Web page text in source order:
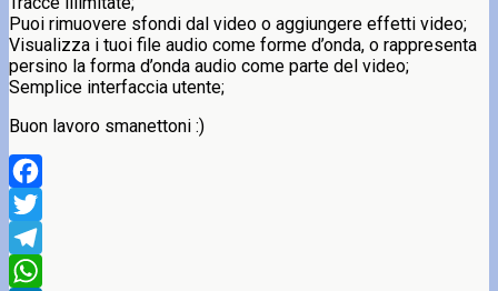
Puoi rimuovere sfondi dal video o aggiungere effetti video;
Visualizza i tuoi file audio come forme d’onda, o rappresenta
persino la forma d’onda audio come parte del video;
Semplice interfaccia utente;
Buon lavoro smanettoni :)
Facebook
Twitter
Telegram